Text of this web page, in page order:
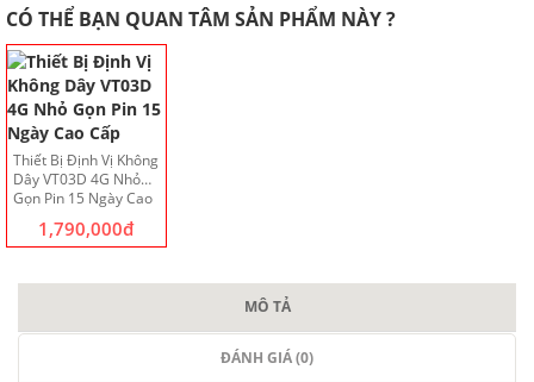
CÓ THỂ BẠN QUAN TÂM SẢN PHẨM NÀY ?
Thiết Bị Định Vị Không
Dây VT03D 4G Nhỏ
Gọn Pin 15 Ngày Cao
1,790,000đ
MÔ TẢ
ĐÁNH GIÁ (0)